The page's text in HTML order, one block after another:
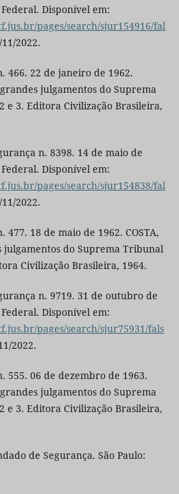
Disponível em:
pages/search/sjur154916/fal
2022.
466. 22 de janeiro de 1962.
julgamentos do Suprema
e 3. Editora Civilização Brasileira,
n. 8398. 14 de maio de
Disponível em:
pages/search/sjur154838/fal
2022.
477. 18 de maio de 1962. COSTA,
julgamentos do Suprema Tribunal
Civilização Brasileira, 1964.
n. 9719. 31 de outubro de
Disponível em:
pages/search/sjur75931/fals
2022.
555. 06 de dezembro de 1963.
julgamentos do Suprema
e 3. Editora Civilização Brasileira,
de Segurança. São Paulo: